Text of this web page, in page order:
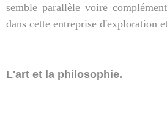
semble parallèle voire
dans cette entreprise d'exploration
L'art et la philosophie.